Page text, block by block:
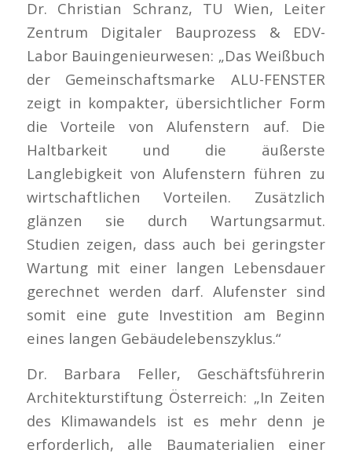
Dr. Christian Schranz, TU Wien, Leiter
Zentrum Digitaler Bauprozess & EDV-
Labor Bauingenieurwesen: „Das Weißbuch
der Gemeinschaftsmarke ALU-FENSTER
zeigt in kompakter, übersichtlicher Form
die Vorteile von Alufenstern auf. Die
Haltbarkeit und die äußerste
Langlebigkeit von Alufenstern führen zu
wirtschaftlichen Vorteilen. Zusätzlich
glänzen sie durch Wartungsarmut.
Studien zeigen, dass auch bei geringster
Wartung mit einer langen Lebensdauer
gerechnet werden darf. Alufenster sind
somit eine gute Investition am Beginn
eines langen Gebäudelebenszyklus.“
Dr. Barbara Feller, Geschäftsführerin
Architekturstiftung Österreich: „In Zeiten
des Klimawandels ist es mehr denn je
erforderlich, alle Baumaterialien einer